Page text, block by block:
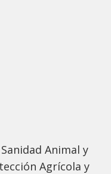
Animal y
Agrícola y